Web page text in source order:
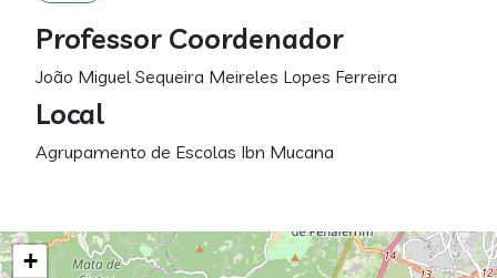
Professor Coordenador
João Miguel Sequeira Meireles Lopes Ferreira
Local
Agrupamento de Escolas Ibn Mucana
+